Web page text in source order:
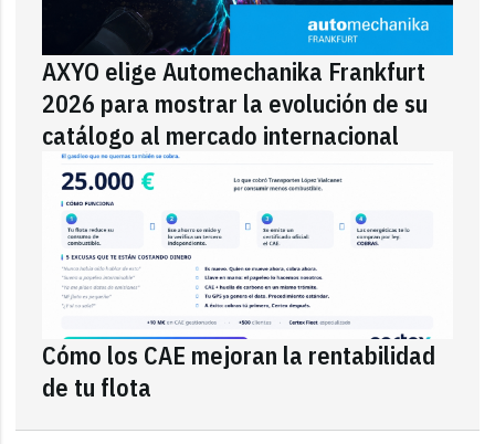
AXYO elige Automechanika Frankfurt
2026 para mostrar la evolución de su
catálogo al mercado internacional
Cómo los CAE mejoran la rentabilidad
de tu flota